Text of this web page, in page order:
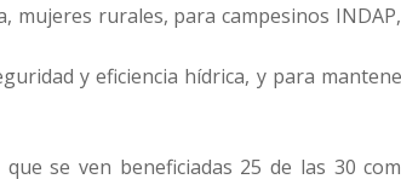
rurales, para campesinos
y eficiencia hídrica, y para
se ven beneficiadas 25 de las 30